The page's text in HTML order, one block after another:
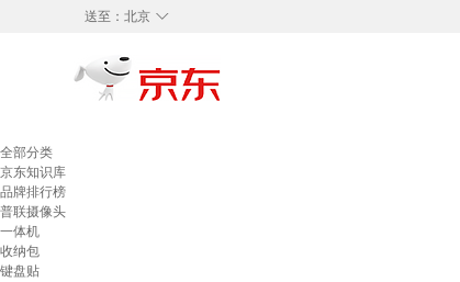
◇
送至： 北京
全部分类
京东知识库
品牌排行榜
普联摄像头
一体机
收纳包
键盘贴